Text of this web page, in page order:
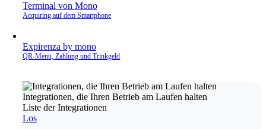
Terminal von Mono
Acquiring auf dem Smartphone
Expirenza by mono
QR‑Menü, Zahlung und Trinkgeld
Integrationen, die Ihren Betrieb am Laufen halten
Liste der Integrationen
Los